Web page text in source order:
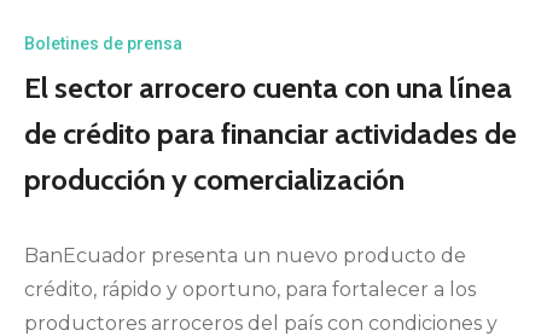
Boletines de prensa
El sector arrocero cuenta con una línea
de crédito para financiar actividades de
producción y comercialización
BanEcuador presenta un nuevo producto de
crédito, rápido y oportuno, para fortalecer a los
productores arroceros del país con condiciones y